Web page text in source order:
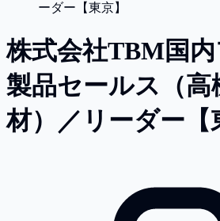
ーダー【東京】
株式会社TBM国
製品セールス（高
材）／リーダー【